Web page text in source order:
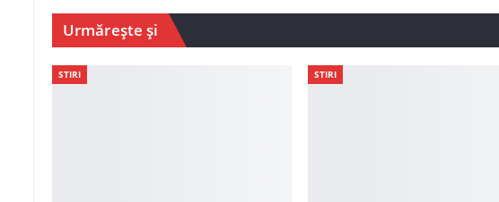
Urmărește și
STIRI STIRI